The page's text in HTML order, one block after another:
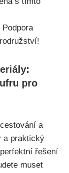
⁢pro
a
a⁣ praktický
řešení
muset⁣